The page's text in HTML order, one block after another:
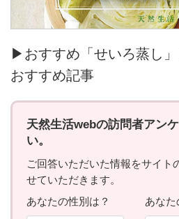
▶おすすめ「せいろ蒸し
おすすめ記事